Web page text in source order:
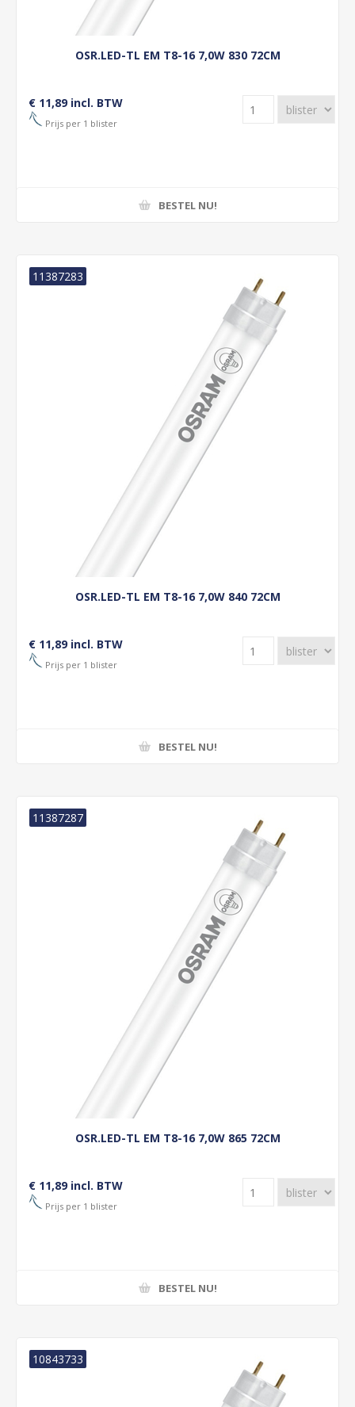
OSR.LED-TL EM T8-16 7,0W 830 72CM
€ 11,89 incl. BTW
Prijs per 1 blister
BESTEL NU!
OSR.LED-TL EM T8-16 7,0W 840 72CM
11387283
€ 11,89 incl. BTW
Prijs per 1 blister
BESTEL NU!
OSR.LED-TL EM T8-16 7,0W 865 72CM
11387287
€ 11,89 incl. BTW
Prijs per 1 blister
BESTEL NU!
10843733